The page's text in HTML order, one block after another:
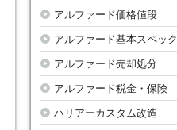
アルファード価格値段
アルファード基本スペック
アルファード売却処分
アルファード税金・保険
ハリアーカスタム改造